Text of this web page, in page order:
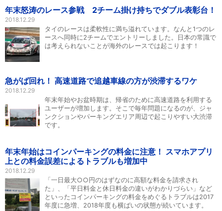
年末怒涛のレース参戦 2チーム掛け持ちでダブル表彰台！
2018.12.29
タイのレースは柔軟性に満ち溢れています。なんと1つのレ
ースへ同時に2チームでエントリーしました。日本の常識で
は考えられないことが海外のレースでは起こります！
急がば回れ！ 高速道路で追越車線の方が渋滞するワケ
2018.12.29
年末年始やお盆時期は、帰省のために高速道路を利用する
ユーザーが増加します。そこで毎年問題になるのが、ジャ
ンクションやパーキングエリア周辺で起こりやすい大渋滞
です。
年末年始はコインパーキングの料金に注意！ スマホアプリ
上との料金誤差によるトラブルも増加中
2018.12.29
「一日最大○○円のはずなのに高額な料金を請求され
た」、「平日料金と休日料金の違いがわかりづらい」など
といったコインパーキングの料金をめぐるトラブルは2017
年度に急増、2018年度も横ばいの状態が続いています。